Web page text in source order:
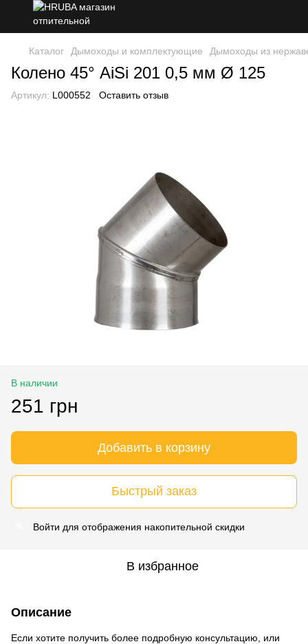
Каталог Дымоходы и комплектующие Дымоходы из
Колено 45° AiSi 201 0,5 мм Ø 125
Артикул: L000552 Оставить отзыв
В наличии
251 грн
Добавить в корзину
Быстрый заказ
Войти для отображения накопительной скидки
В избранное
Описание
Если хотите получить более подробную консультацию, или